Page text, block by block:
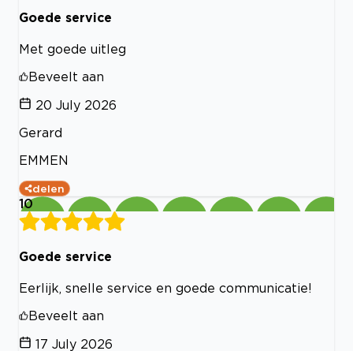
Goede service
Met goede uitleg
Beveelt aan
20 July 2026
Gerard
EMMEN
delen
10
Goede service
Eerlijk, snelle service en goede communicatie!
Beveelt aan
17 July 2026